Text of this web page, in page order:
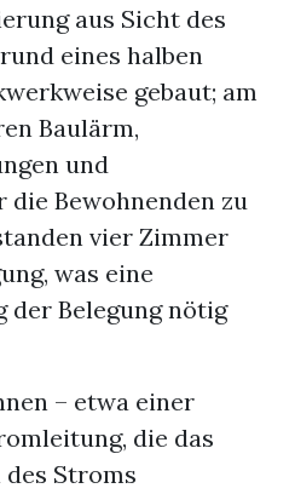
aus Sicht des
eines halben
gebaut; am
Baulärm,
und
Bewohnenden zu
vier Zimmer
was eine
der Belegung nötig
– etwa einer
die das
Stroms